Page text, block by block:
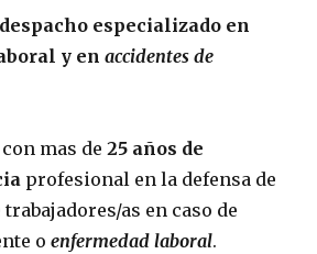
despacho especializado en
y en accidentes de
mas de 25 años de
profesional en la defensa de
as en caso de
oenfermedad laboral.